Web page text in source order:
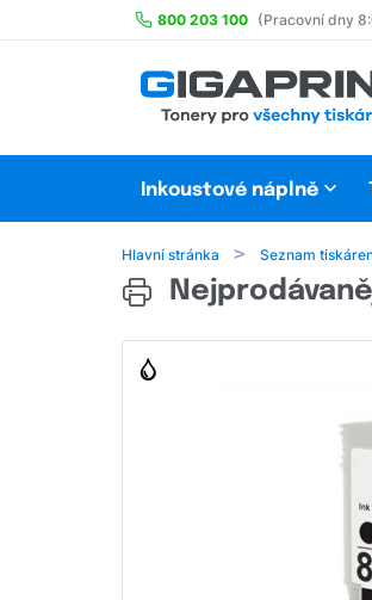
800 203 100 (Pracovní dny
Inkoustové náplně
Hlavní stránka Seznam